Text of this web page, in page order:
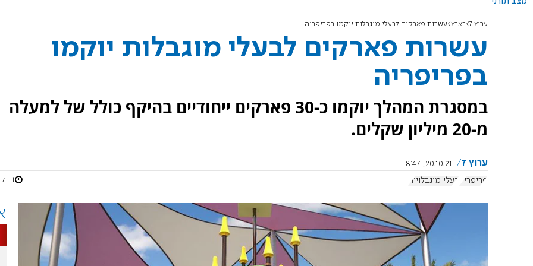
ערוץ 7 בארץ עשרות פארקים לבעלי מוגבלות יוקמו בפריפריה
עשרות פארקים לבעלי מוגבלות יוקמו
בפריפריה
במסגרת המהלך יוקמו כ-30 פארקים ייחודיים בהיקף כולל של למעלה
מ-20 מיליון שקלים.
ערוץ 7
20.10.21, 8:47
פריפריה
בעלי מוגבלויות 1 דקות